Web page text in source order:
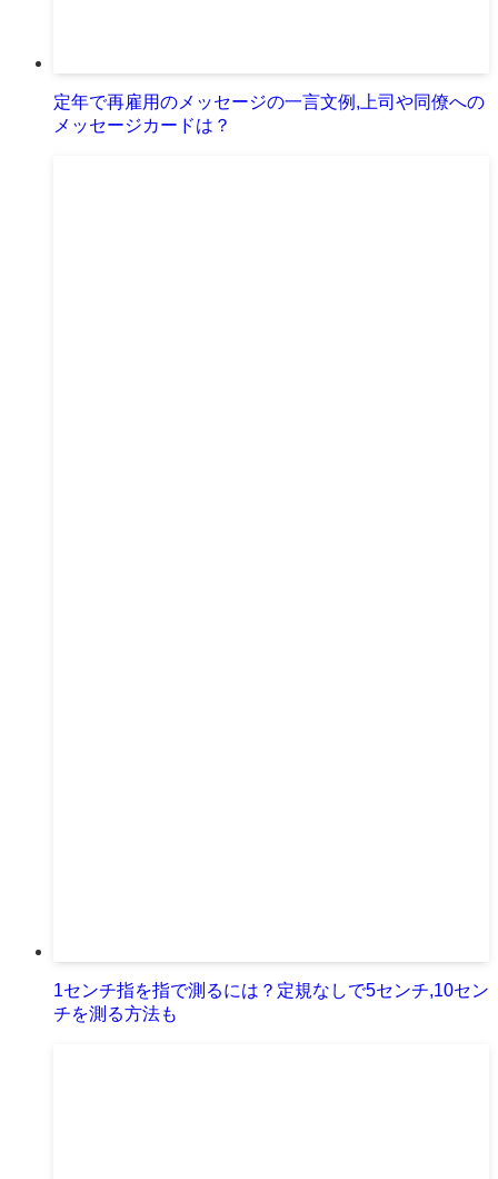
定年で再雇用のメッセージの一言文例,上司や同僚への
メッセージカードは？
1センチ指を指で測るには？定規なしで5センチ,10セン
チを測る方法も